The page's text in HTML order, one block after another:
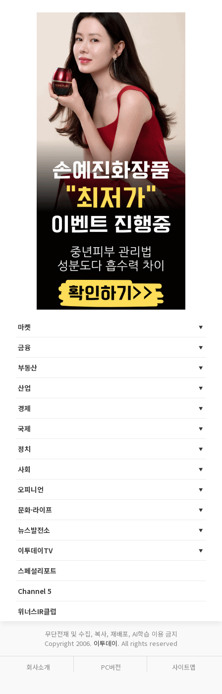
마켓
금융
부동산
산업
경제
국제
정치
사회
오피니언
문화·라이프
뉴스발전소
이투데이TV
스페셜리포트
Channel 5
위너스IR클럽
무단전재 및 수집, 복사, 재배포, AI학습 이용 금지
Copyright 2006. 이투데이. All rights reserved
회사소개 PC버전 사이트맵